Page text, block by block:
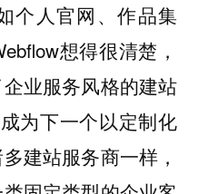
个人官网、作品集
想得很清楚，
业服务风格的建站
为下一个以定制化
建站服务商一样，